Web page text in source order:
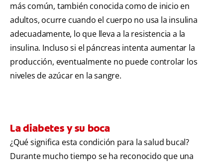
más común, también conocida como de inicio en
adultos, ocurre cuando el cuerpo no usa la insulina
adecuadamente, lo que lleva a la resistencia a la
insulina. Incluso si el páncreas intenta aumentar la
producción, eventualmente no puede controlar los
niveles de azúcar en la sangre.
La diabetes y su boca
¿Qué significa esta condición para la salud bucal?
Durante mucho tiempo se ha reconocido que una